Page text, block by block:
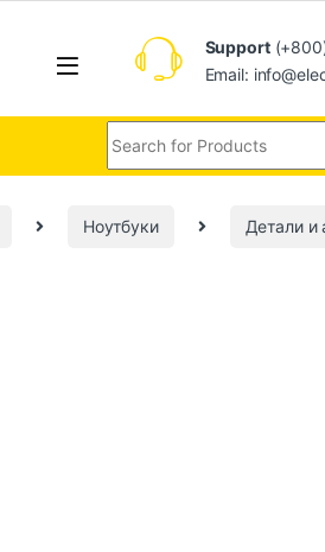
Support
Email:
Ноутбуки Детали и